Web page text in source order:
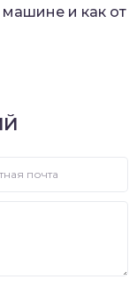
машине и как от